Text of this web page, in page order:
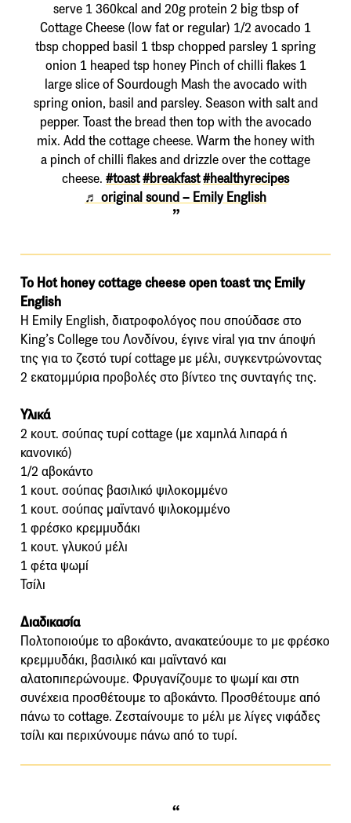
serve 1 360kcal and 20g protein 2 big tbsp of
Cottage Cheese (low fat or regular) 1/2 avocado 1
tbsp chopped basil 1 tbsp chopped parsley 1 spring
onion 1 heaped tsp honey Pinch of chilli flakes 1
large slice of Sourdough Mash the avocado with
spring onion, basil and parsley. Season with salt and
pepper. Toast the bread then top with the avocado
mix. Add the cottage cheese. Warm the honey with
a pinch of chilli flakes and drizzle over the cottage
cheese. #toast#breakfast#healthyrecipes
♬ original sound – Emily English
Το Hot honey cottage cheese open toast της Emily
English
Η Emily English, διατροφολόγος που σπούδασε στο
King’s College του Λονδίνου, έγινε viral για την άποψή
της για το ζεστό τυρί cottage με μέλι, συγκεντρώνοντας
2 εκατομμύρια προβολές στο βίντεο της συνταγής της.
Υλικά
2 κουτ. σούπας τυρί cottage (με χαμηλά λιπαρά ή
κανονικό)
1/2 αβοκάντο
1 κουτ. σούπας βασιλικό ψιλοκομμένο
1 κουτ. σούπας μαϊντανό ψιλοκομμένο
1 φρέσκο ​​κρεμμυδάκι
1 κουτ. γλυκού μέλι
1 φέτα ψωμί
Τσίλι
Διαδικασία
Πολτοποιούμε το αβοκάντο, ανακατεύουμε το με φρέσκο
​​κρεμμυδάκι, βασιλικό και μαϊντανό και
αλατοπιπερώνουμε. Φρυγανίζουμε το ψωμί και στη
συνέχεια προσθέτουμε το αβοκάντο. Προσθέτουμε από
πάνω το cottage. Ζεσταίνουμε το μέλι με λίγες νιφάδες
τσίλι και περιχύνουμε πάνω από το τυρί.